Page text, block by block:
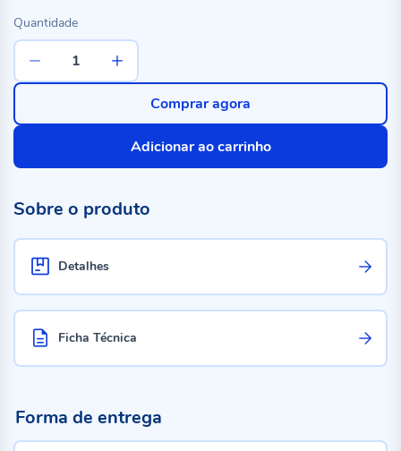
Quantidade
Adicionar ao carrinho
Comprar agora
Sobre o produto
Detalhes
Ficha Técnica
Forma de entrega